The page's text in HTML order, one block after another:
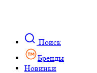
Поиск
Бренды
Новинки